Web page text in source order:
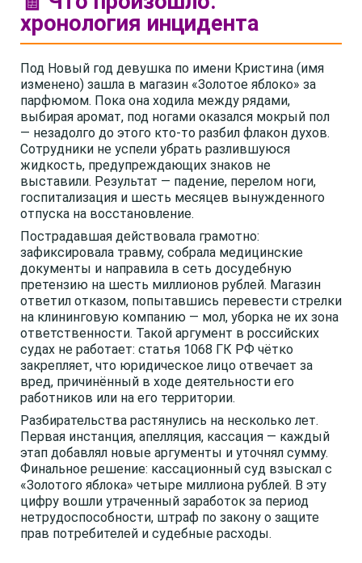
хронология инцидента
Под Новый год девушка по имени Кристина (имя
изменено) зашла в магазин «Золотое яблоко» за
парфюмом. Пока она ходила между рядами,
выбирая аромат, под ногами оказался мокрый пол
— незадолго до этого кто-то разбил флакон духов.
Сотрудники не успели убрать разлившуюся
жидкость, предупреждающих знаков не
выставили. Результат — падение, перелом ноги,
госпитализация и шесть месяцев вынужденного
отпуска на восстановление.
Пострадавшая действовала грамотно:
зафиксировала травму, собрала медицинские
документы и направила в сеть досудебную
претензию на шесть миллионов рублей. Магазин
ответил отказом, попытавшись перевести стрелки
на клининговую компанию — мол, уборка не их зона
ответственности. Такой аргумент в российских
судах не работает: статья 1068 ГК РФ чётко
закрепляет, что юридическое лицо отвечает за
вред, причинённый в ходе деятельности его
работников или на его территории.
Разбирательства растянулись на несколько лет.
Первая инстанция, апелляция, кассация — каждый
этап добавлял новые аргументы и уточнял сумму.
Финальное решение: кассационный суд взыскал с
«Золотого яблока» четыре миллиона рублей. В эту
цифру вошли утраченный заработок за период
нетрудоспособности, штраф по закону о защите
прав потребителей и судебные расходы.